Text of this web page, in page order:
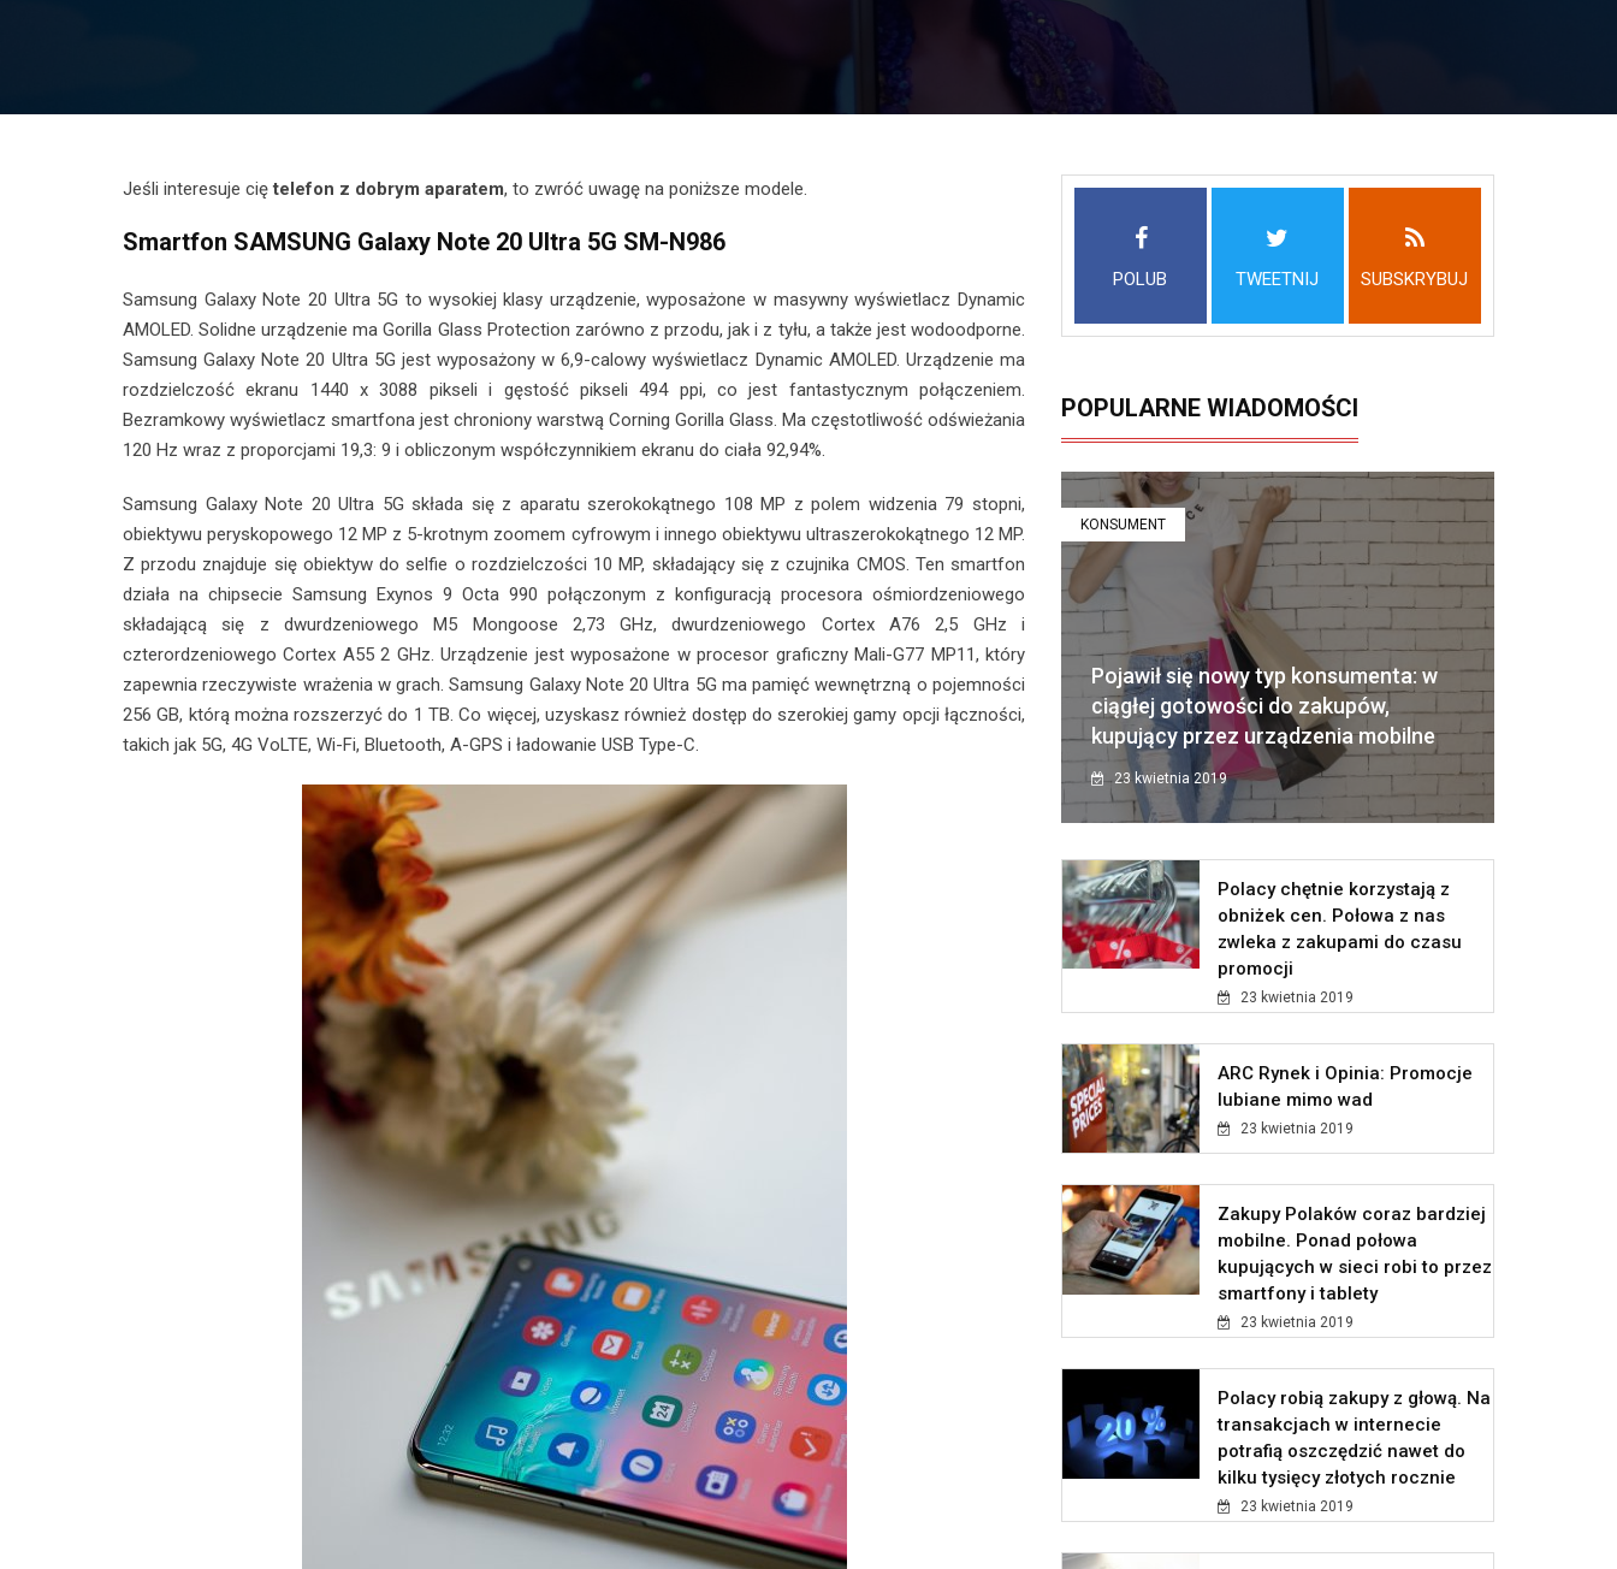
Jeśli interesuje ciętelefon z dobrym aparatem, to zwróć uwagę na poniższe modele.
Smartfon SAMSUNG Galaxy Note 20 Ultra 5G SM-N986
Samsung Galaxy Note 20 Ultra 5G to wysokiej klasy urządzenie, wyposażone w masywny wyświetlacz Dynamic
AMOLED. Solidne urządzenie ma Gorilla Glass Protection zarówno z przodu, jak i z tyłu, a także jest wodoodporne.
Samsung Galaxy Note 20 Ultra 5G jest wyposażony w 6,9-calowy wyświetlacz Dynamic AMOLED. Urządzenie ma
rozdzielczość ekranu 1440 x 3088 pikseli i gęstość pikseli 494 ppi, co jest fantastycznym połączeniem.
Bezramkowy wyświetlacz smartfona jest chroniony warstwą Corning Gorilla Glass. Ma częstotliwość odświeżania
120 Hz wraz z proporcjami 19,3: 9 i obliczonym współczynnikiem ekranu do ciała 92,94%.
Samsung Galaxy Note 20 Ultra 5G składa się z aparatu szerokokątnego 108 MP z polem widzenia 79 stopni,
obiektywu peryskopowego 12 MP z 5-krotnym zoomem cyfrowym i innego obiektywu ultraszerokokątnego 12 MP.
Z przodu znajduje się obiektyw do selfie o rozdzielczości 10 MP, składający się z czujnika CMOS. Ten smartfon
działa na chipsecie Samsung Exynos 9 Octa 990 połączonym z konfiguracją procesora ośmiordzeniowego
składającą się z dwurdzeniowego M5 Mongoose 2,73 GHz, dwurdzeniowego Cortex A76 2,5 GHz i
czterordzeniowego Cortex A55 2 GHz. Urządzenie jest wyposażone w procesor graficzny Mali-G77 MP11, który
zapewnia rzeczywiste wrażenia w grach. Samsung Galaxy Note 20 Ultra 5G ma pamięć wewnętrzną o pojemności
256 GB, którą można rozszerzyć do 1 TB. Co więcej, uzyskasz również dostęp do szerokiej gamy opcji łączności,
takich jak 5G, 4G VoLTE, Wi-Fi, Bluetooth, A-GPS i ładowanie USB Type-C.
POLUB TWEETNIJ SUBSKRYBUJ
POPULARNE WIADOMOŚCI
KONSUMENT
Pojawił się nowy typ konsumenta: w
ciągłej gotowości do zakupów,
kupujący przez urządzenia mobilne
23 kwietnia 2019
Polacy chętnie korzystają z
obniżek cen. Połowa z nas
zwleka z zakupami do czasu
promocji
23 kwietnia 2019
ARC Rynek i Opinia: Promocje
lubiane mimo wad
23 kwietnia 2019
Zakupy Polaków coraz bardziej
mobilne. Ponad połowa
kupujących w sieci robi to przez
smartfony i tablety
23 kwietnia 2019
Polacy robią zakupy z głową. Na
transakcjach w internecie
potrafią oszczędzić nawet do
kilku tysięcy złotych rocznie
23 kwietnia 2019